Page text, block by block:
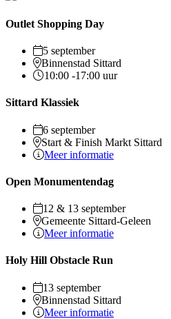
Outlet Shopping Day
5 september
Binnenstad Sittard
10:00 -17:00 uur
Sittard Klassiek
6 september
Start & Finish Markt Sittard
Meer informatie
Open Monumentendag
12 & 13 september
Gemeente Sittard-Geleen
Meer informatie
Holy Hill Obstacle Run
13 september
Binnenstad Sittard
Meer informatie